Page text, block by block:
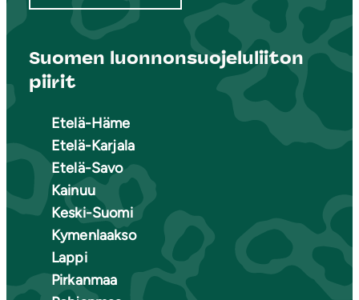
Suomen luonnonsuojeluliiton
piirit
Etelä-Häme
Etelä-Karjala
Etelä-Savo
Kainuu
Keski-Suomi
Kymenlaakso
Lappi
Pirkanmaa